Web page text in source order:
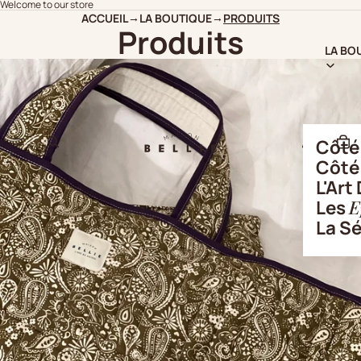
Welcome to our store
LA
L'Art
Les
La
ACCUEIL→ LA BOUTIQUE→ PRODUITS
Produits